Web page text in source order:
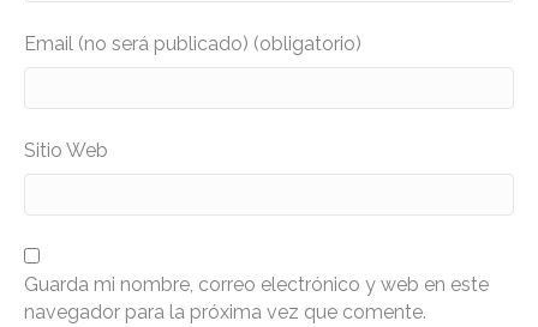
Email (no será publicado) (obligatorio)
Sitio Web
Guarda mi nombre, correo electrónico y web en este
navegador para la próxima vez que comente.